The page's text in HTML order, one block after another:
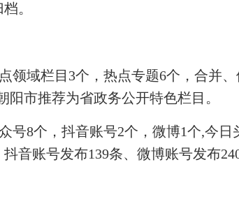
。
域栏目3个，热点专题6个，合并、
市推荐为省政务公开特色栏目。
8个，抖音账号2个，微博1个,今日
音账号发布139条、微博账号发布